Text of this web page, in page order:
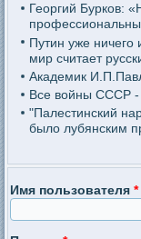
Георгий Бурков:
Путин уже ничего
мир считает
Академик
Все войны СССР -
"Палестинский
было лубянским
Имя пользователя*